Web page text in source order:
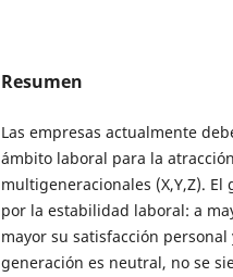
Resumen
Las empresas actualmente
ámbito laboral para la
multigeneracionales (X,Y,Z).
por la estabilidad laboral: a
mayor su satisfacción
generación es neutral, no se